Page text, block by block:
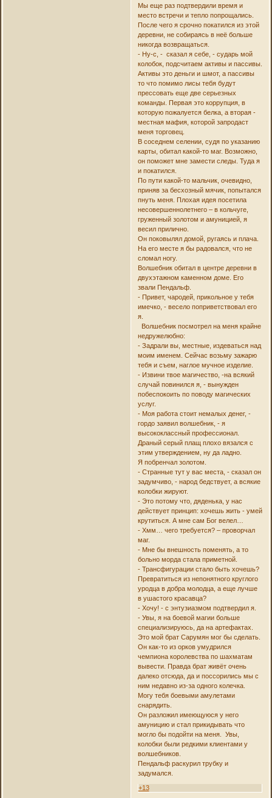
Мы еще раз подтвердили время и
место встречи и тепло попрощались.
После чего я срочно покатился из этой
деревни, не собираясь в неё больше
никогда возвращаться.
- Ну-с, - сказал я себе, - сударь мой
колобок, подсчитаем активы и пассивы.
Активы это деньги и шмот, а пассивы
то что помимо лисы тебя будут
прессовать еще две серьезных
команды. Первая это коррупция, в
которую пожалуется белка, а вторая -
местная мафия, которой запродаст
меня торговец.
В соседнем селении, судя по указанию
карты, обитал какой-то маг. Возможно,
он поможет мне замести следы. Туда я
и покатился.
По пути какой-то мальчик, очевидно,
приняв за бесхозный мячик, попытался
пнуть меня. Плохая идея посетила
несовершеннолетнего – в кольчуге,
груженный золотом и амуницией, я
весил прилично.
Он поковылял домой, ругаясь и плача.
На его месте я бы радовался, что не
сломал ногу.
Волшебник обитал в центре деревни в
двухэтажном каменном доме. Его
звали Пендальф.
- Привет, чародей, прикольное у тебя
имечко, - весело поприветствовал его
я.
Волшебник посмотрел на меня крайне
недружелюбно:
- Задрали вы, местные, издеваться над
моим именем. Сейчас возьму зажарю
тебя и съем, наглое мучное изделие.
- Извини твое магичество, -на всякий
случай повинился я, - вынужден
побеспокоить по поводу магических
услуг.
- Моя работа стоит немалых денег, -
гордо заявил волшебник, - я
высококлассный профессионал.
Драный серый плащ плохо вязался с
этим утверждением, ну да ладно.
Я побренчал золотом.
- Странные тут у вас места, - сказал он
задумчиво, - народ бедствует, а всякие
колобки жируют.
- Это потому что, дяденька, у нас
действует принцип: хочешь жить - умей
крутиться. А мне сам Бог велел…
- Хмм… чего требуется? – проворчал
маг.
- Мне бы внешность поменять, а то
больно морда стала приметной.
- Трансфигурации стало быть хочешь?
Превратиться из непонятного круглого
уродца в добра молодца, а еще лучше
в ушастого красавца?
- Хочу! - с энтузиазмом подтвердил я.
- Увы, я на боевой магии больше
специализируюсь, да на артефактах.
Это мой брат Сарумян мог бы сделать.
Он как-то из орков умудрился
чемпиона королевства по шахматам
вывести. Правда брат живёт очень
далеко отсюда, да и поссорились мы с
ним недавно из-за одного колечка.
Могу тебя боевыми амулетами
снарядить.
Он разложил имеющуюся у него
амуницию и стал прикидывать что
могло бы подойти на меня. Увы,
колобки были редкими клиентами у
волшебников.
Пендальф раскурил трубку и
задумался.
+13